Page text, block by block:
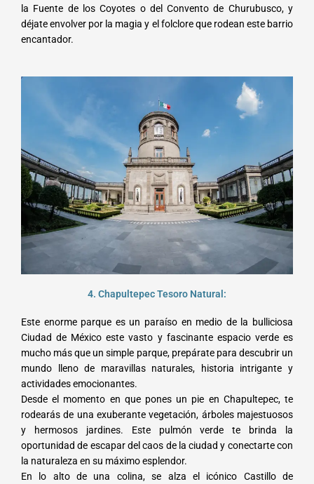
la Fuente de los Coyotes o del Convento de Churubusco, y
déjate envolver por la magia y el folclore que rodean este barrio
encantador.
4. Chapultepec Tesoro Natural:
Este enorme parque es un paraíso en medio de la bulliciosa
Ciudad de México este vasto y fascinante espacio verde es
mucho más que un simple parque, prepárate para descubrir un
mundo lleno de maravillas naturales, historia intrigante y
actividades emocionantes.
Desde el momento en que pones un pie en Chapultepec, te
rodearás de una exuberante vegetación, árboles majestuosos
y hermosos jardines. Este pulmón verde te brinda la
oportunidad de escapar del caos de la ciudad y conectarte con
la naturaleza en su máximo esplendor.
En lo alto de una colina, se alza el icónico Castillo de